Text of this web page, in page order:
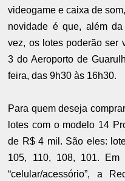
videogame e caixa de
novidade é que, além
vez, os lotes poderão ser
3 do Aeroporto de
feira, das 9h30 às 16h30.
Para quem deseja
lotes com o modelo 14
de R$ 4 mil. São eles:
105, 110, 108, 101. Em
“celular/acessório”, a